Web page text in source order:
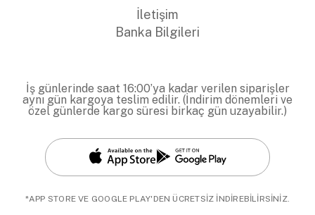
İletişim
Banka Bilgileri
İş günlerinde saat 16:00’ya kadar verilen siparişler
aynı gün kargoya teslim edilir. (İndirim dönemleri ve
özel günlerde kargo süresi birkaç gün uzayabilir.)
*APP STORE VE GOOGLE PLAY'DEN ÜCRETSİZ İNDİREBİLİRSİNİZ.